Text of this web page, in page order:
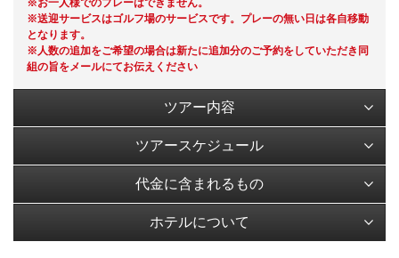
※送迎サービスはゴルフ場のサービスです。プレーの無い日は各自移動
となります。
※人数の追加をご希望の場合は新たに追加分のご予約をしていただき同
組の旨をメールにてお伝えください
ツアー内容
ツアースケジュール
代金に含まれるもの
ホテルについて